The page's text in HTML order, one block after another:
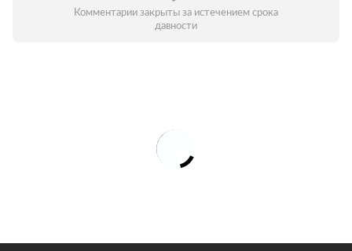
Комментарии закрыты за истечением срока
давности